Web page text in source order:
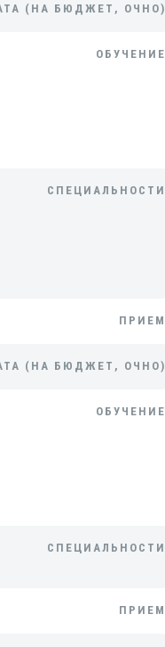
(НА БЮДЖЕТ, ОЧНО)
ОБУЧЕНИЕ
СПЕЦИАЛЬНОСТИ
ПРИЕМ
(НА БЮДЖЕТ, ОЧНО)
ОБУЧЕНИЕ
СПЕЦИАЛЬНОСТИ
ПРИЕМ